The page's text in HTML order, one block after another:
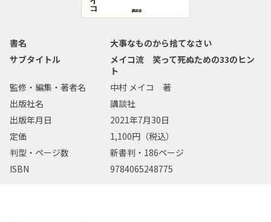
書名
大事なものから捨てなさい
サブタイトル
メイコ流 笑って死ぬための33のヒン
ト
監修・編集・著者名
中村 メイコ 著
出版社名
講談社
出版年月日
2021年7月30日
定価
1,100円（税込）
判型・ページ数
新書判・186ページ
ISBN
9784065248775